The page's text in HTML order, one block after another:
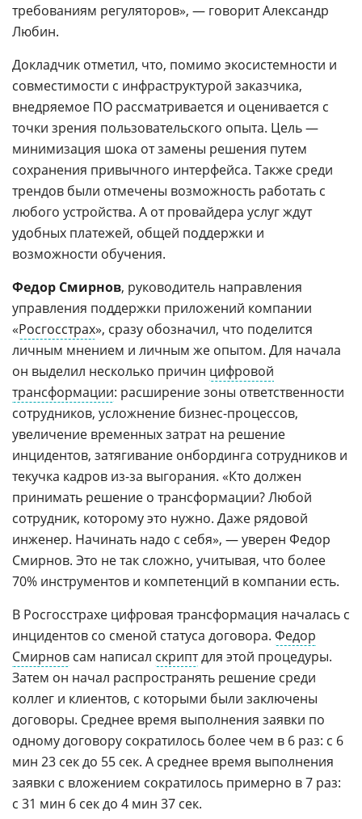
требованиям регуляторов», — говорит Александр
Любин.
Докладчик отметил, что, помимо экосистемности и
совместимости с инфраструктурой заказчика,
внедряемое ПО рассматривается и оценивается с
точки зрения пользовательского опыта. Цель —
минимизация шока от замены решения путем
сохранения привычного интерфейса. Также среди
трендов были отмечены возможность работать с
любого устройства. А от провайдера услуг ждут
удобных платежей, общей поддержки и
возможности обучения.
Федор Смирнов, руководитель направления
управления поддержки приложений компании
«Росгосстрах», сразу обозначил, что поделится
личным мнением и личным же опытом. Для начала
он выделил несколько причин цифровой
трансформации: расширение зоны ответственности
сотрудников, усложнение бизнес-процессов,
увеличение временных затрат на решение
инцидентов, затягивание онбординга сотрудников и
текучка кадров из-за выгорания. «Кто должен
принимать решение о трансформации? Любой
сотрудник, которому это нужно. Даже рядовой
инженер. Начинать надо с себя», — уверен Федор
Смирнов. Это не так сложно, учитывая, что более
70% инструментов и компетенций в компании есть.
В Росгосстрахе цифровая трансформация началась с
инцидентов со сменой статуса договора. Федор
Смирнов сам написал скриптдля этой процедуры.
Затем он начал распространять решение среди
коллег и клиентов, с которыми были заключены
договоры. Среднее время выполнения заявки по
одному договору сократилось более чем в 6 раз: с 6
мин 23 сек до 55 сек. А среднее время выполнения
заявки с вложением сократилось примерно в 7 раз:
с 31 мин 6 сек до 4 мин 37 сек.